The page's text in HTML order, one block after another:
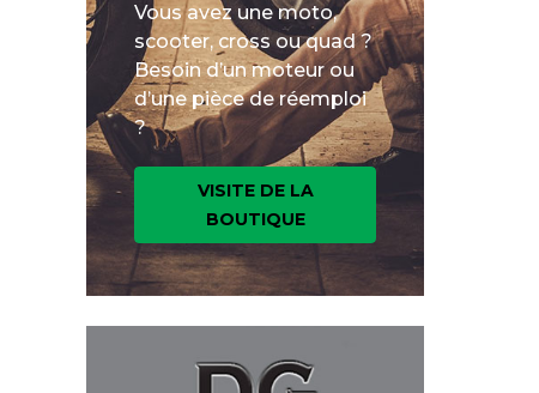
Vous avez une moto,
scooter, cross ou quad ?
Besoin d’un moteur ou
d’une pièce de réemploi
?
VISITE DE LA
BOUTIQUE